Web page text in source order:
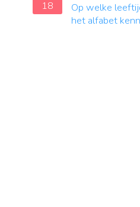
18
Op welke
het alfabet